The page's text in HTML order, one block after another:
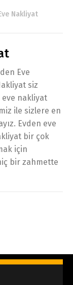
Nakliyat
Eve
siz
nakliyat
ile sizlere en
Evden eve
bir çok
için
bir zahmette